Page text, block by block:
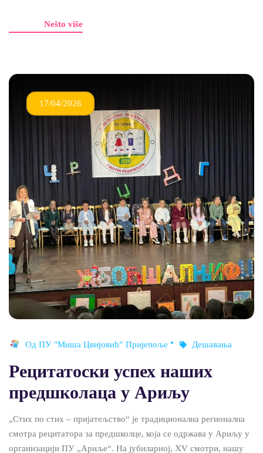
Nešto više
17/04/2026
Од ПУ "Миша Цвијовић” Пријепоље Дешавања
Рецитатоски успех наших
предшколаца у Ариљу
„Стих по стих – пријатељство“ је традиционална регионална
смотра рецитатора за предшколце, која се одржава у Ариљу у
организацији ПУ „Ариље“. На јубиларној, XV смотри, нашу